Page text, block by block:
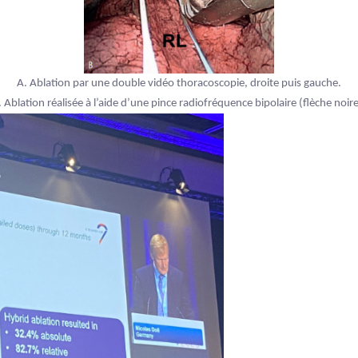
A. Ablation par une double vidéo thoracoscopie, droite puis gauche.
Ablation réalisée à l’aide d’une pince radiofréquence bipolaire (flèche